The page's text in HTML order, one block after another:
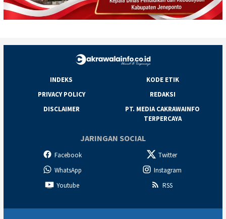
INDEKS
KODE ETIK
PRIVACY POLICY
REDAKSI
DISCLAIMER
PT. MEDIA CAKRAWAINFO
TERPERCAYA
JARINGAN SOCIAL
Facebook
Twitter
WhatsApp
Instagram
Youtube
RSS